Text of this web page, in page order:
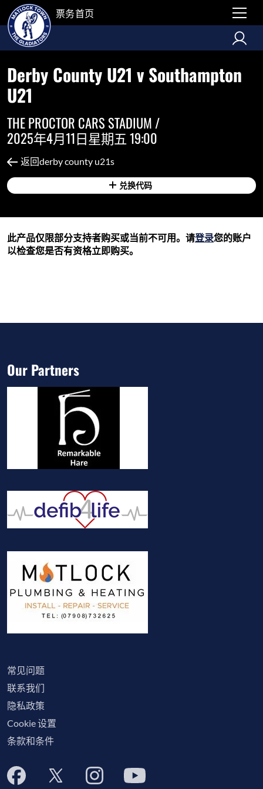
票务首页
Derby County U21 v Southampton
U21
THE PROCTOR CARS STADIUM /
2025年4月11日星期五 19:00
返回derby county u21s
兑换代码
此产品仅限部分支持者购买或当前不可用。请登录您的账户
以检查您是否有资格立即购买。
常见问题
联系我们
隐私政策
Cookie 设置
条款和条件
Our Partners